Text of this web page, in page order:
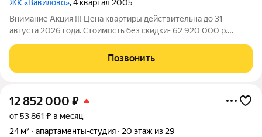
ЖК «Вавилово», 4 квартал 2005
Внимание Акция !!! Цена квартиры действительна до 31
августа 2026 года. Стоимость без скидки- 62 920 000 р.
ЖК Вавилово. Чистовая отделка- white box, высокие потолки- 3
м. В квартире
Позвонить
12 852 000 ₽
от 53 861 ₽ в месяц
24 м²
апартаменты-студия 20 этаж из 29